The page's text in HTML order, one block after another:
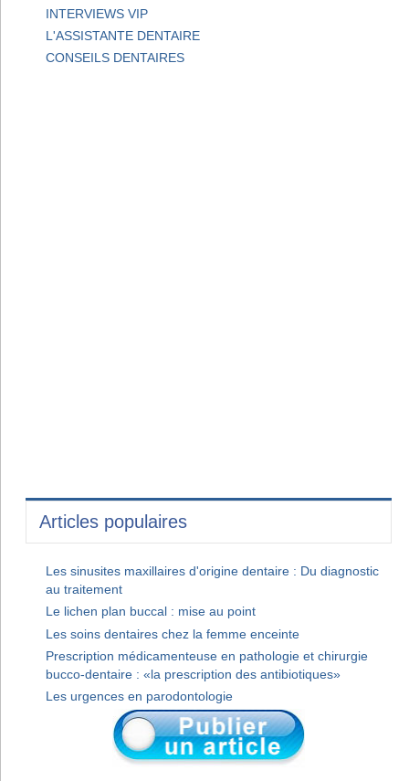
INTERVIEWS VIP
L'ASSISTANTE DENTAIRE
CONSEILS DENTAIRES
Articles populaires
Les sinusites maxillaires d'origine dentaire : Du diagnostic
au traitement
Le lichen plan buccal : mise au point
Les soins dentaires chez la femme enceinte
Prescription médicamenteuse en pathologie et chirurgie
bucco-dentaire : «la prescription des antibiotiques»
Les urgences en parodontologie